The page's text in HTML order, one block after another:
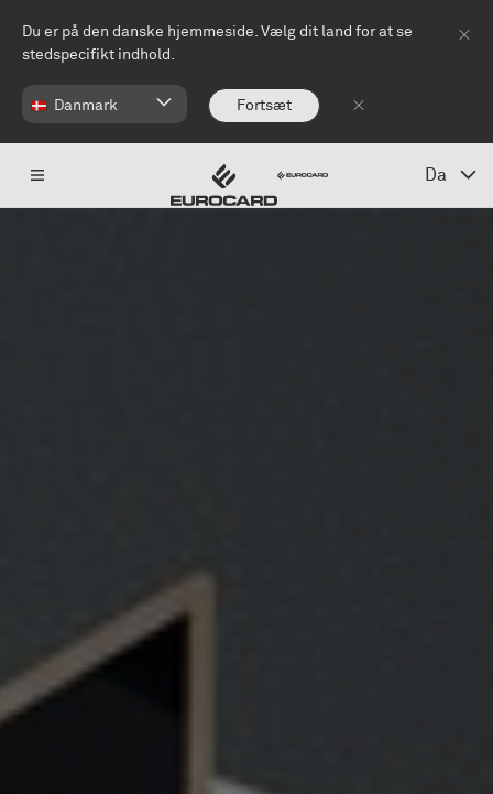
Du er på den danske hjemmeside. Vælg dit land for at se
stedspecifikt indhold.
Danmark Fortsæt
Da